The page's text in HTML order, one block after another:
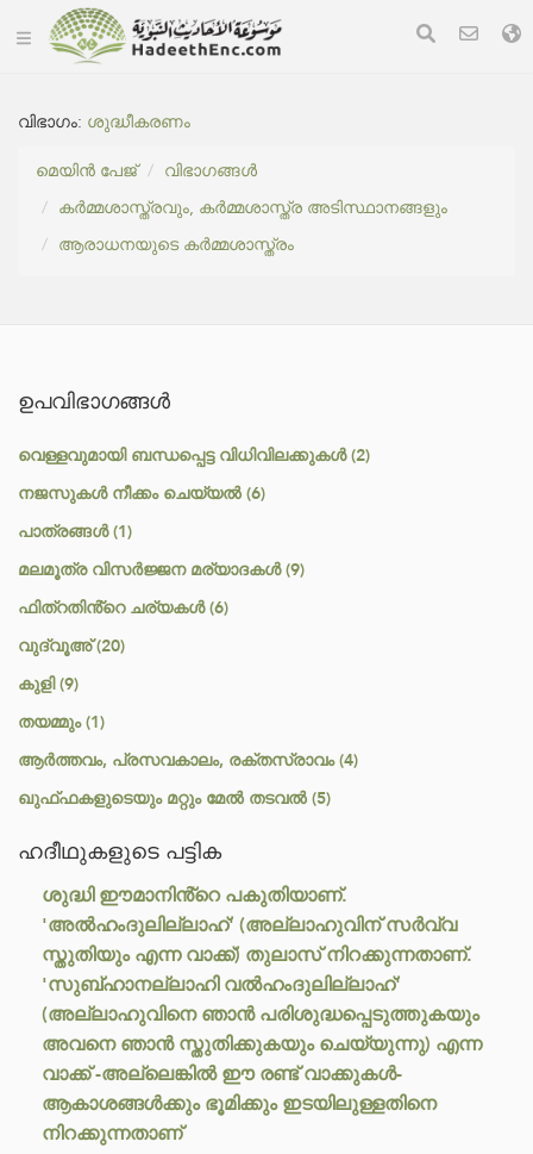
വിഭാഗം: ശുദ്ധീകരണം
മെയിൻ പേജ്
വിഭാഗങ്ങൾ
കർമ്മശാസ്ത്രവും, കർമ്മശാസ്ത്ര അടിസ്ഥാനങ്ങളും
ആരാധനയുടെ കർമ്മശാസ്ത്രം
ഉപവിഭാഗങ്ങൾ
വെള്ളവുമായി ബന്ധപ്പെട്ട വിധിവിലക്കുകൾ (2)
നജസുകൾ നീക്കം ചെയ്യൽ (6)
പാത്രങ്ങൾ (1)
മലമൂത്ര വിസർജ്ജന മര്യാദകൾ (9)
ഫിത്റതിൻ്റെ ചര്യകൾ (6)
വുദ്വൂഅ് (20)
കുളി (9)
തയമ്മും (1)
ആർത്തവം, പ്രസവകാലം, രക്തസ്രാവം (4)
ഖുഫ്ഫകളുടെയും മറ്റും മേൽ തടവൽ (5)
ഹദീഥുകളുടെ പട്ടിക
ശുദ്ധി ഈമാനിൻ്റെ പകുതിയാണ്.
'അൽഹംദുലില്ലാഹ്' (അല്ലാഹുവിന് സർവ്വ
സ്തുതിയും എന്ന വാക്ക്) തുലാസ് നിറക്കുന്നതാണ്.
'സുബ്ഹാനല്ലാഹി വൽഹംദുലില്ലാഹ്'
(അല്ലാഹുവിനെ ഞാൻ പരിശുദ്ധപ്പെടുത്തുകയും
അവനെ ഞാൻ സ്തുതിക്കുകയും ചെയ്യുന്നു) എന്ന
വാക്ക് -അല്ലെങ്കിൽ ഈ രണ്ട് വാക്കുകൾ-
ആകാശങ്ങൾക്കും ഭൂമിക്കും ഇടയിലുള്ളതിനെ
നിറക്കുന്നതാണ്